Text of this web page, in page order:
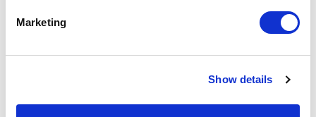
Marketing
Show details
paris@rimadesio.fr